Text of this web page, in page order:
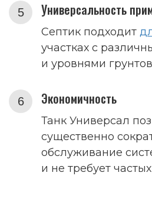
Универсальность
Септик подходит
участках с
и уровнями
Экономичность
Танк Универсал
существенно
обслуживание
и не требует